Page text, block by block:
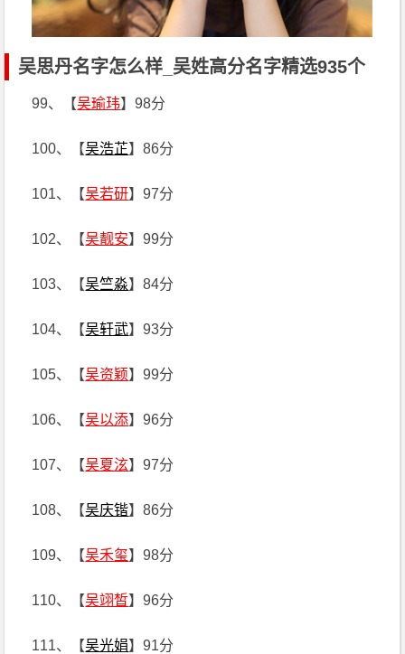
吴思丹名字怎么样_吴姓高分名字精选935个
99、【吴瑜玮】98分
100、【吴浩芷】86分
101、【吴若研】97分
102、【吴靓安】99分
103、【吴竺淼】84分
104、【吴轩武】93分
105、【吴资颖】99分
106、【吴以添】96分
107、【吴夏泫】97分
108、【吴庆锴】86分
109、【吴禾玺】98分
110、【吴翊皙】96分
111、【吴光娟】91分